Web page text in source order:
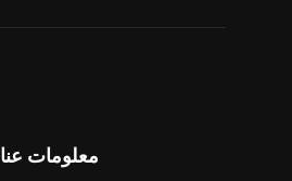
معلومات عنا